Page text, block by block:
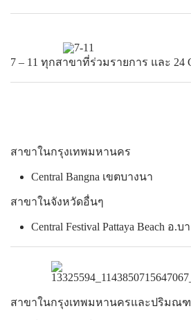
7 – 11 ทุกสาขาที่ร่วมรายการ และ 24
สาขาในกรุงเทพมหานคร
Central Bangna เขตบางนา
สาขาในจังหวัดอื่นๆ
Central Festival Pattaya Beach อ.
สาขาในกรุงเทพมหานครและปริมณ